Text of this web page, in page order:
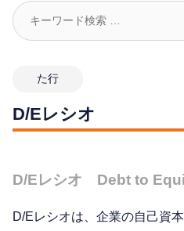
た行
D/Eレシオ
D/Eレシオ Debt to
D/Eレシオは、企業の自己資